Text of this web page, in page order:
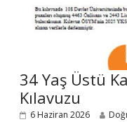
34 Yaş Üstü
Kılavuzu
6 Haziran 2026